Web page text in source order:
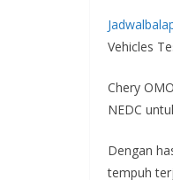
Vehicles
Chery
NEDC
Dengan
tempuh